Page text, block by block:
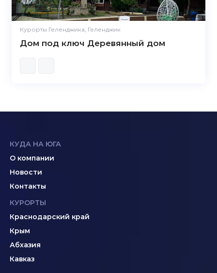
Курорты Геленджика, Геленджик
Дом под ключ Деревянный дом
КУДА НА ЮГА
О компании
Новости
Контакты
КУРОРТЫ
Краснодарский край
Крым
Абхазия
Кавказ